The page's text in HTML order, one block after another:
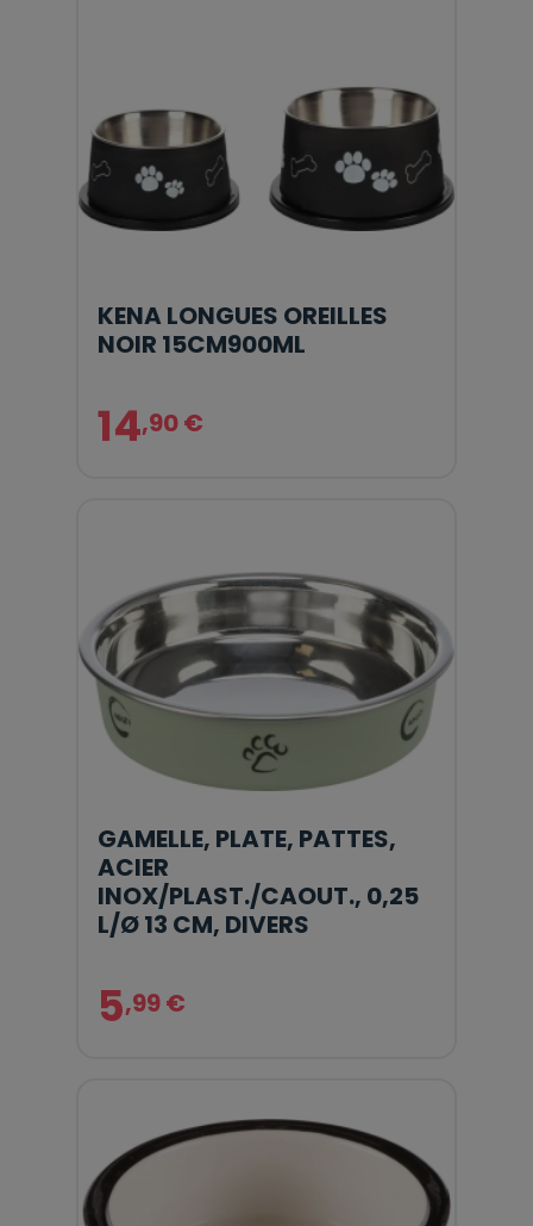
KENA LONGUES OREILLES
NOIR 15CM900ML
14,90 €
GAMELLE, PLATE, PATTES,
ACIER
INOX/PLAST./CAOUT., 0,25
L/Ø 13 CM, DIVERS
5,99 €